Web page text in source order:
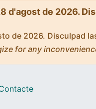
d'agost de 2026.
de 2026. Disculpad
for any